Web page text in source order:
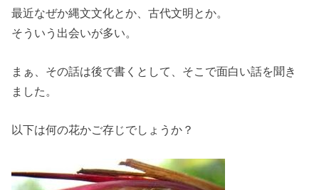
最近なぜか縄文文化とか、古代文明とか。
そういう出会いが多い。
まぁ、その話は後で書くとして、そこで面白い話を聞き
ました。
以下は何の花かご存じでしょうか？